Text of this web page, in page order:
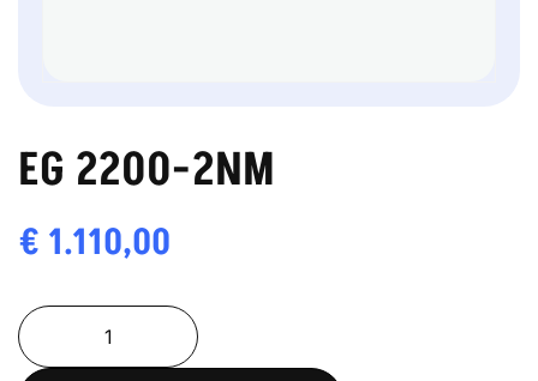
EG 2200-2NM
€ 1.110,00
EG
2200-